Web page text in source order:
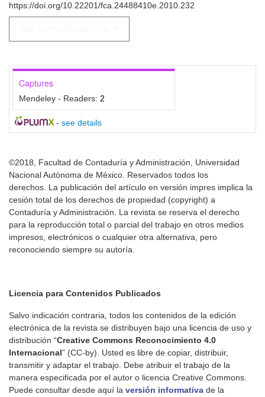
https://doi.org/10.22201/fca.24488410e.2010.232
Captures
Mendeley - Readers: 2
- see details
©2018, Facultad de Contaduría y Administración, Universidad
Nacional Autónoma de México. Reservados todos los
derechos. La publicación del artículo en versión impres implica la
cesión total de los derechos de propiedad (copyright) a
Contaduría y Administración. La revista se reserva el derecho
para la reproducción total o parcial del trabajo en otros medios
impresos, electrónicos o cualquier otra alternativa, pero
reconociendo siempre su autoría.
Licencia para Contenidos Publicados
Salvo indicación contraria, todos los contenidos de la edición
electrónica de la revista se distribuyen bajo una licencia de uso y
distribución “Creative Commons Reconocimiento 4.0
Internacional” (CC-by). Usted es libre de copiar, distribuir,
transmitir y adaptar el trabajo. Debe atribuir el trabajo de la
manera especificada por el autor o licencia Creative Commons.
Puede consultar desde aquí la versión informativa de la